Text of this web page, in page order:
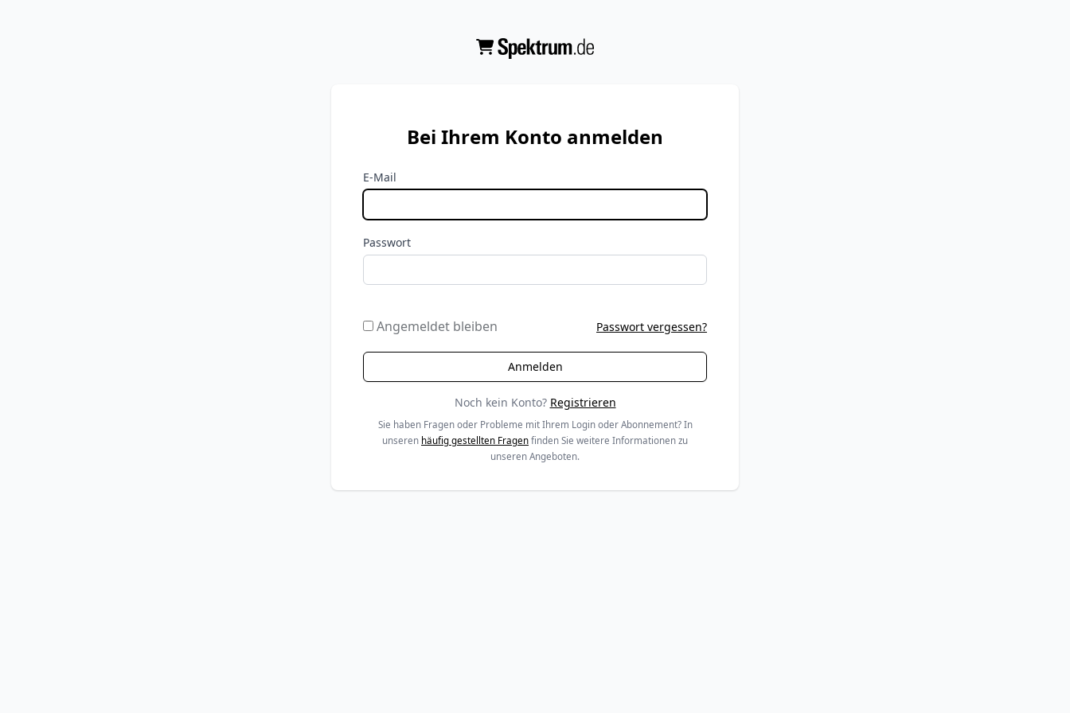
Bei Ihrem Konto anmelden
E-Mail
Passwort
Angemeldet bleiben Passwort vergessen?
Noch kein Konto? Registrieren
Sie haben Fragen oder Probleme mit Ihrem Login oder Abonnement? In
unseren häufig gestellten Fragen finden Sie weitere Informationen zu
unseren Angeboten.